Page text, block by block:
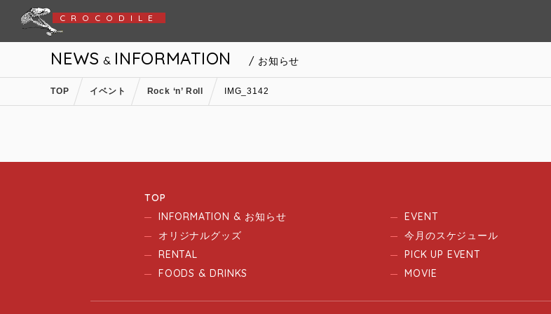
CROCODILE
NEWS & INFORMATION / お知らせ
TOP イベント Rock ‘n’ Roll IMG_3142
TOP
INFORMATION & お知らせ
オリジナルグッズ
RENTAL
FOODS & DRINKS
EVENT
今月のスケジュール
PICK UP EVENT
MOVIE